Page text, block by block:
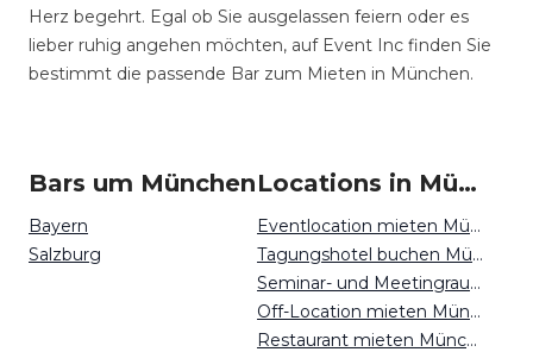
Herz begehrt. Egal ob Sie ausgelassen feiern oder es
lieber ruhig angehen möchten, auf Event Inc finden Sie
bestimmt die passende Bar zum Mieten in München.
Bars um München
Bayern
Salzburg
Locations in München mieten
Eventlocation mieten München
Tagungshotel buchen München
Seminar- und Meetingraum mieten München
Off-Location mieten München
Restaurant mieten München